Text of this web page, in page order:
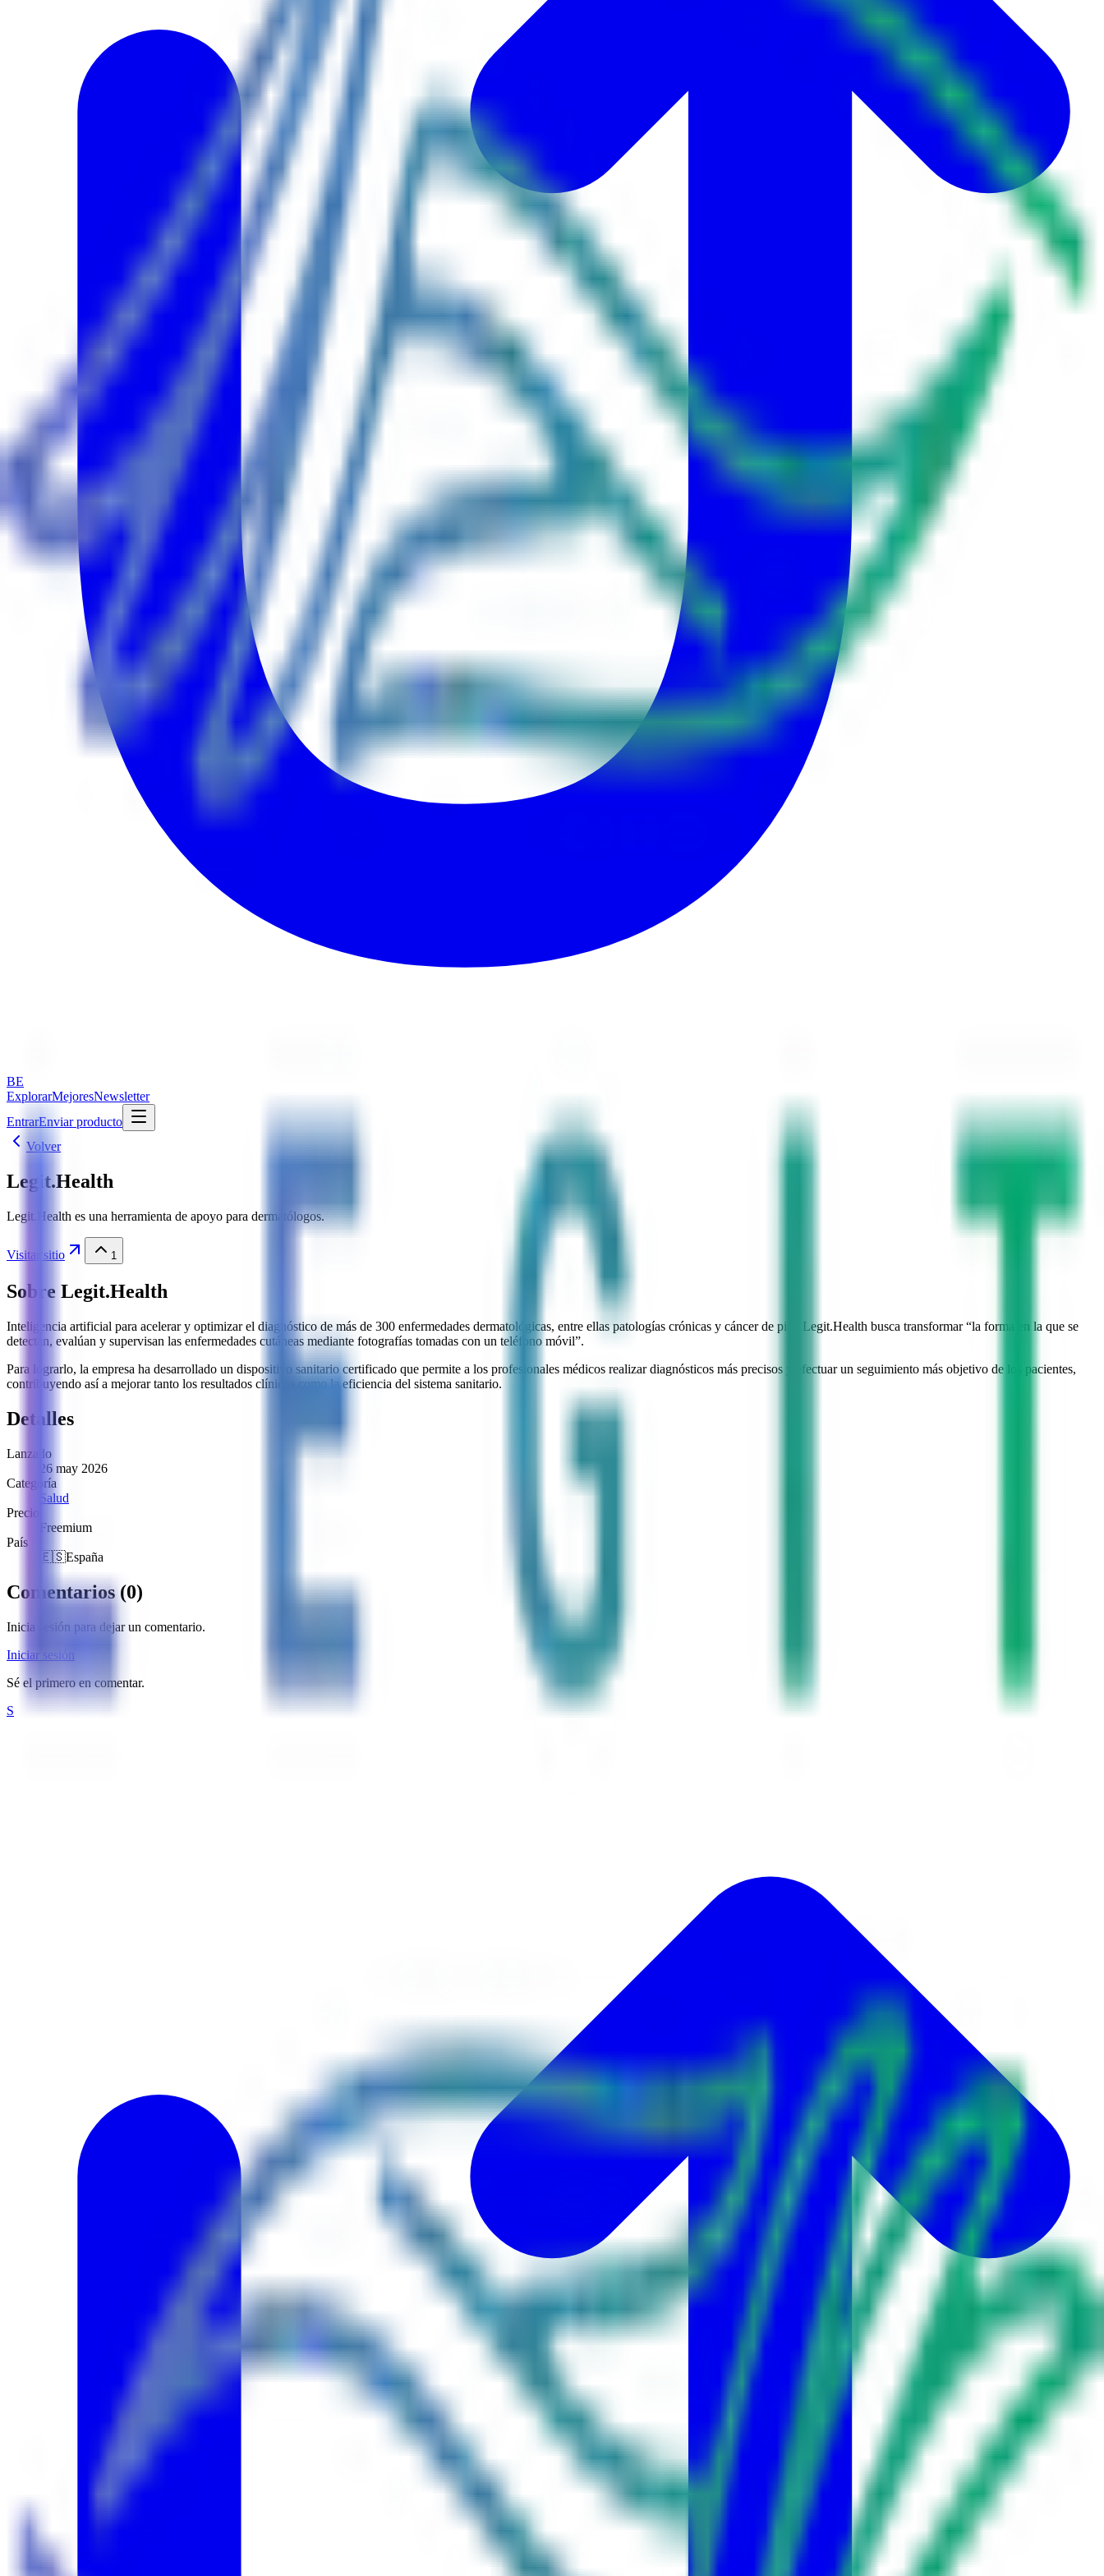
BE
ExplorarMejoresNewsletter
EntrarEnviar producto
Volver
Legit.Health
Legit.Health es una herramienta de apoyo para dermatólogos.
Visitar sitio 1
Sobre Legit.Health
Inteligencia artificial para acelerar y optimizar el diagnóstico de más de 300 enfermedades dermatológicas, entre ellas patologías crónicas y cáncer de piel. Legit.Health busca transformar “la forma en la que se
detectan, evalúan y supervisan las enfermedades cutáneas mediante fotografías tomadas con un teléfono móvil”.
Para lograrlo, la empresa ha desarrollado un dispositivo sanitario certificado que permite a los profesionales médicos realizar diagnósticos más precisos y efectuar un seguimiento más objetivo de los pacientes,
contribuyendo así a mejorar tanto los resultados clínicos como la eficiencia del sistema sanitario.
Detalles
Lanzado
26 may 2026
Categoría
Salud
Precio
Freemium
País
🇪🇸España
Comentarios (0)
Inicia sesión para dejar un comentario.
Iniciar sesión
Sé el primero en comentar.
S